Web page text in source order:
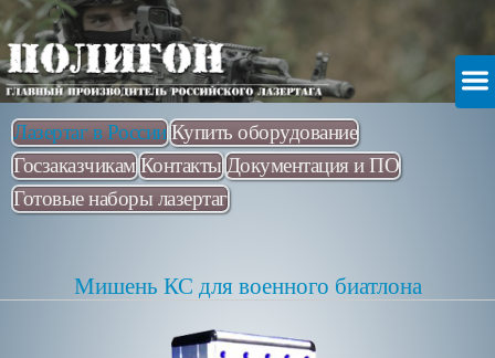
Лазертаг в России Купить оборудование
Госзаказчикам Контакты Документация и ПО
Готовые наборы лазертаг
Мишень КС для военного биатлона